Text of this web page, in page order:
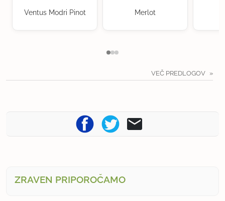
Ventus Modri Pinot Merlot
VEČ PREDLOGOV
ZRAVEN PRIPOROČAMO